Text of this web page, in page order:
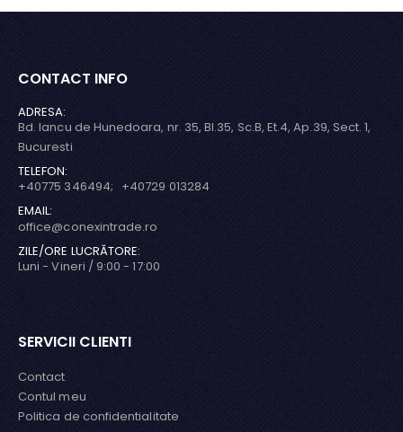
CONTACT INFO
ADRESA:
Bd. Iancu de Hunedoara, nr. 35, Bl.35, Sc.B, Et.4, Ap.39, Sect. 1,
Bucuresti
TELEFON:
+40775 346494; +40729 013284
EMAIL:
office@conexintrade.ro
ZILE/ORE LUCRĂTORE:
Luni - Vineri / 9:00 - 17:00
SERVICII CLIENTI
Contact
Contul meu
Politica de confidentialitate